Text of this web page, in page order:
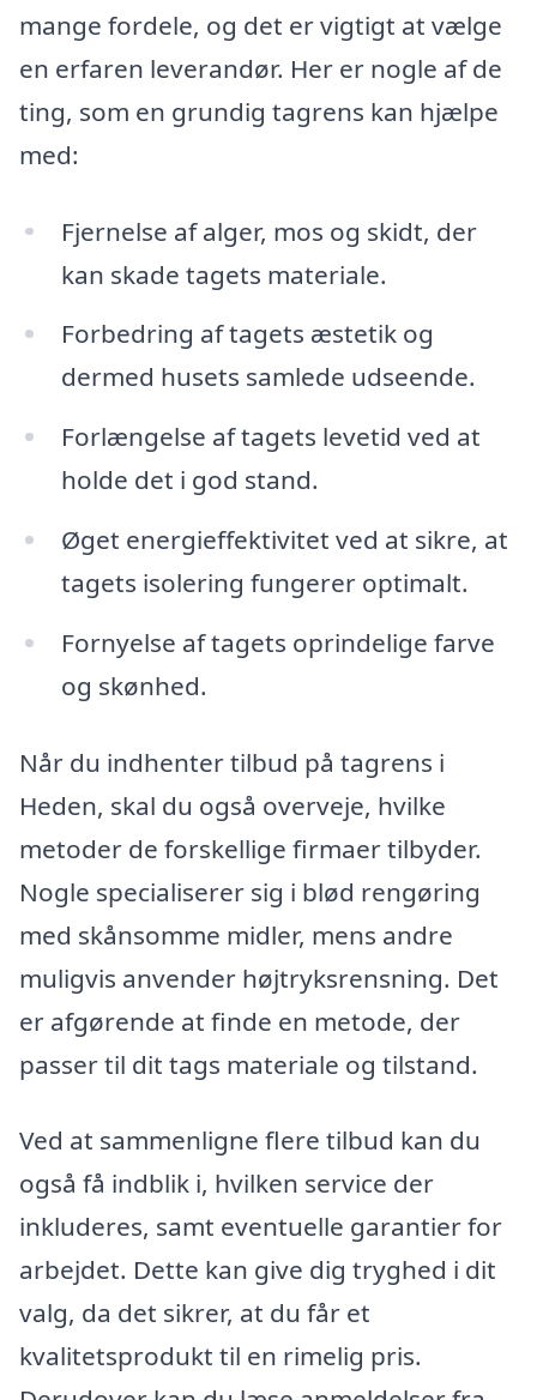
mange fordele, og det er vigtigt at vælge
en erfaren leverandør. Her er nogle af de
ting, som en grundig tagrens kan hjælpe
med:
Fjernelse af alger, mos og skidt, der
kan skade tagets materiale.
Forbedring af tagets æstetik og
dermed husets samlede udseende.
Forlængelse af tagets levetid ved at
holde det i god stand.
Øget energieffektivitet ved at sikre, at
tagets isolering fungerer optimalt.
Fornyelse af tagets oprindelige farve
og skønhed.
Når du indhenter tilbud på tagrens i
Heden, skal du også overveje, hvilke
metoder de forskellige firmaer tilbyder.
Nogle specialiserer sig i blød rengøring
med skånsomme midler, mens andre
muligvis anvender højtryksrensning. Det
er afgørende at finde en metode, der
passer til dit tags materiale og tilstand.
Ved at sammenligne flere tilbud kan du
også få indblik i, hvilken service der
inkluderes, samt eventuelle garantier for
arbejdet. Dette kan give dig tryghed i dit
valg, da det sikrer, at du får et
kvalitetsprodukt til en rimelig pris.